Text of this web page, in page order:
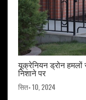
यूक्रेनियन ड्रोन
निशाने पर
सित॰ 10, 2024